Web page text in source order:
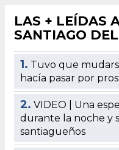
LAS + LEÍDAS
SANTIAGO
1. Tuvo que
hacía pasar por
2. VIDEO | Una
durante la noche y
santiagueños